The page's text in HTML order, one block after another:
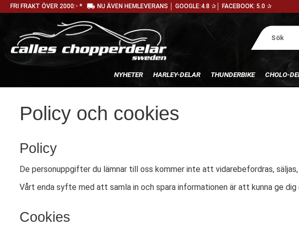
FRI FRAKT ÖVER 2000:- * local_shipping NU ÄVEN HEMLEVERANS │ GOOGLE:4.8 ✰│ FACEBOOK: 5.0 ✰
NYHETER HARLEY-DELAR THUNDERBIKE CHOLO-
Policy och cookies
Policy
De personuppgifter du lämnar till oss kommer inte att vidarebefordras,
Vårt enda syfte med att samla in och spara informationen är att kunna ge dig
Cookies